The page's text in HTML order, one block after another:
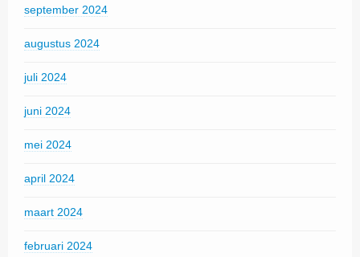
september 2024
augustus 2024
juli 2024
juni 2024
mei 2024
april 2024
maart 2024
februari 2024